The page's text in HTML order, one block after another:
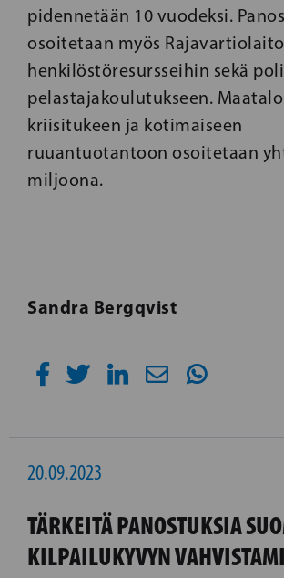
pidennetään 10 vuodeksi.
osoitetaan myös
henkilöstöresursseihin sekä
pelastajakoulutukseen.
kriisitukeen ja kotimaiseen
ruuantuotantoon osoitetaan
miljoona.
Sandra Bergqvist
20.09.2023
TÄRKEITÄ PANOSTUKSIA
KILPAILUKYVYN